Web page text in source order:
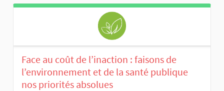
Face au coût de l’inaction : faisons de
l’environnement et de la santé publique
nos priorités absolues